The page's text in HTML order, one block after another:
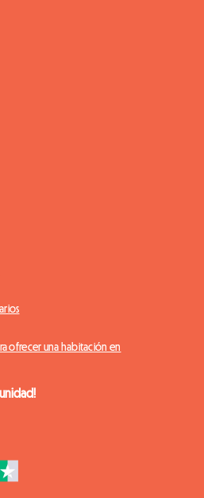
ofrecer una habitación en